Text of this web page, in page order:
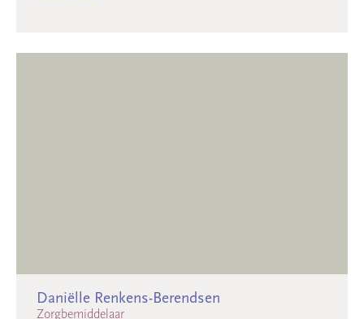
Daniëlle Renkens-Berendsen
Zorgbemiddelaar